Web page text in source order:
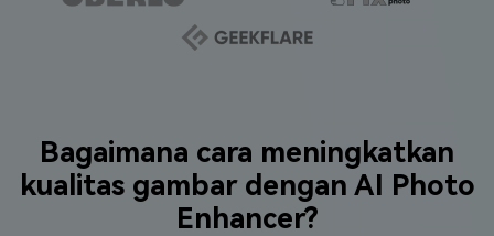
Bagaimana cara meningkatkan
kualitas gambar dengan AI Photo
Enhancer?